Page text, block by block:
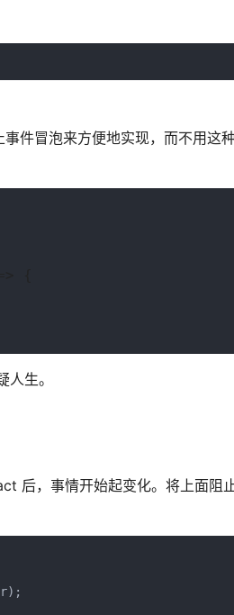
件冒泡来方便地实现，而不用这
生。
后，事情开始起变化。将上面阻